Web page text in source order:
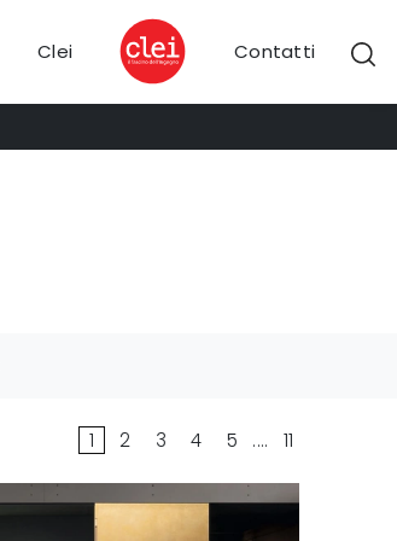
Clei Contatti
1 2 3 4 5 .... 11